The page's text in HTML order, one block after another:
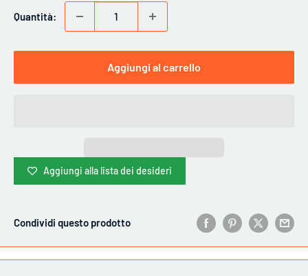
Quantità:
Aggiungi al carrello
Aggiungi alla lista dei desideri
Condividi questo prodotto